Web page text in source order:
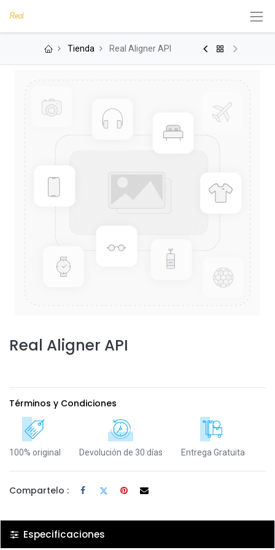
Tienda Real Aligner API
Real Aligner API
Términos y Condiciones
100% original Devolución de 30 días Entrega Gratuita
Compartelo :
Especificaciones